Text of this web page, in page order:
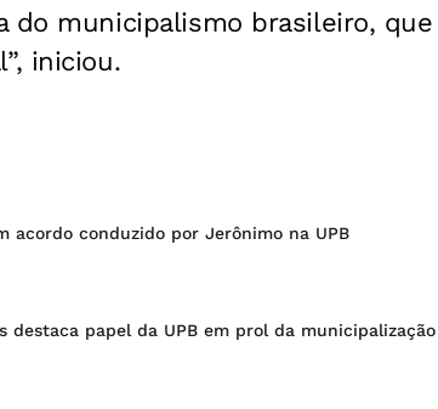
do municipalismo brasileiro,
iniciou.
acordo conduzido por Jerônimo na UPB
destaca papel da UPB em prol da municipalização